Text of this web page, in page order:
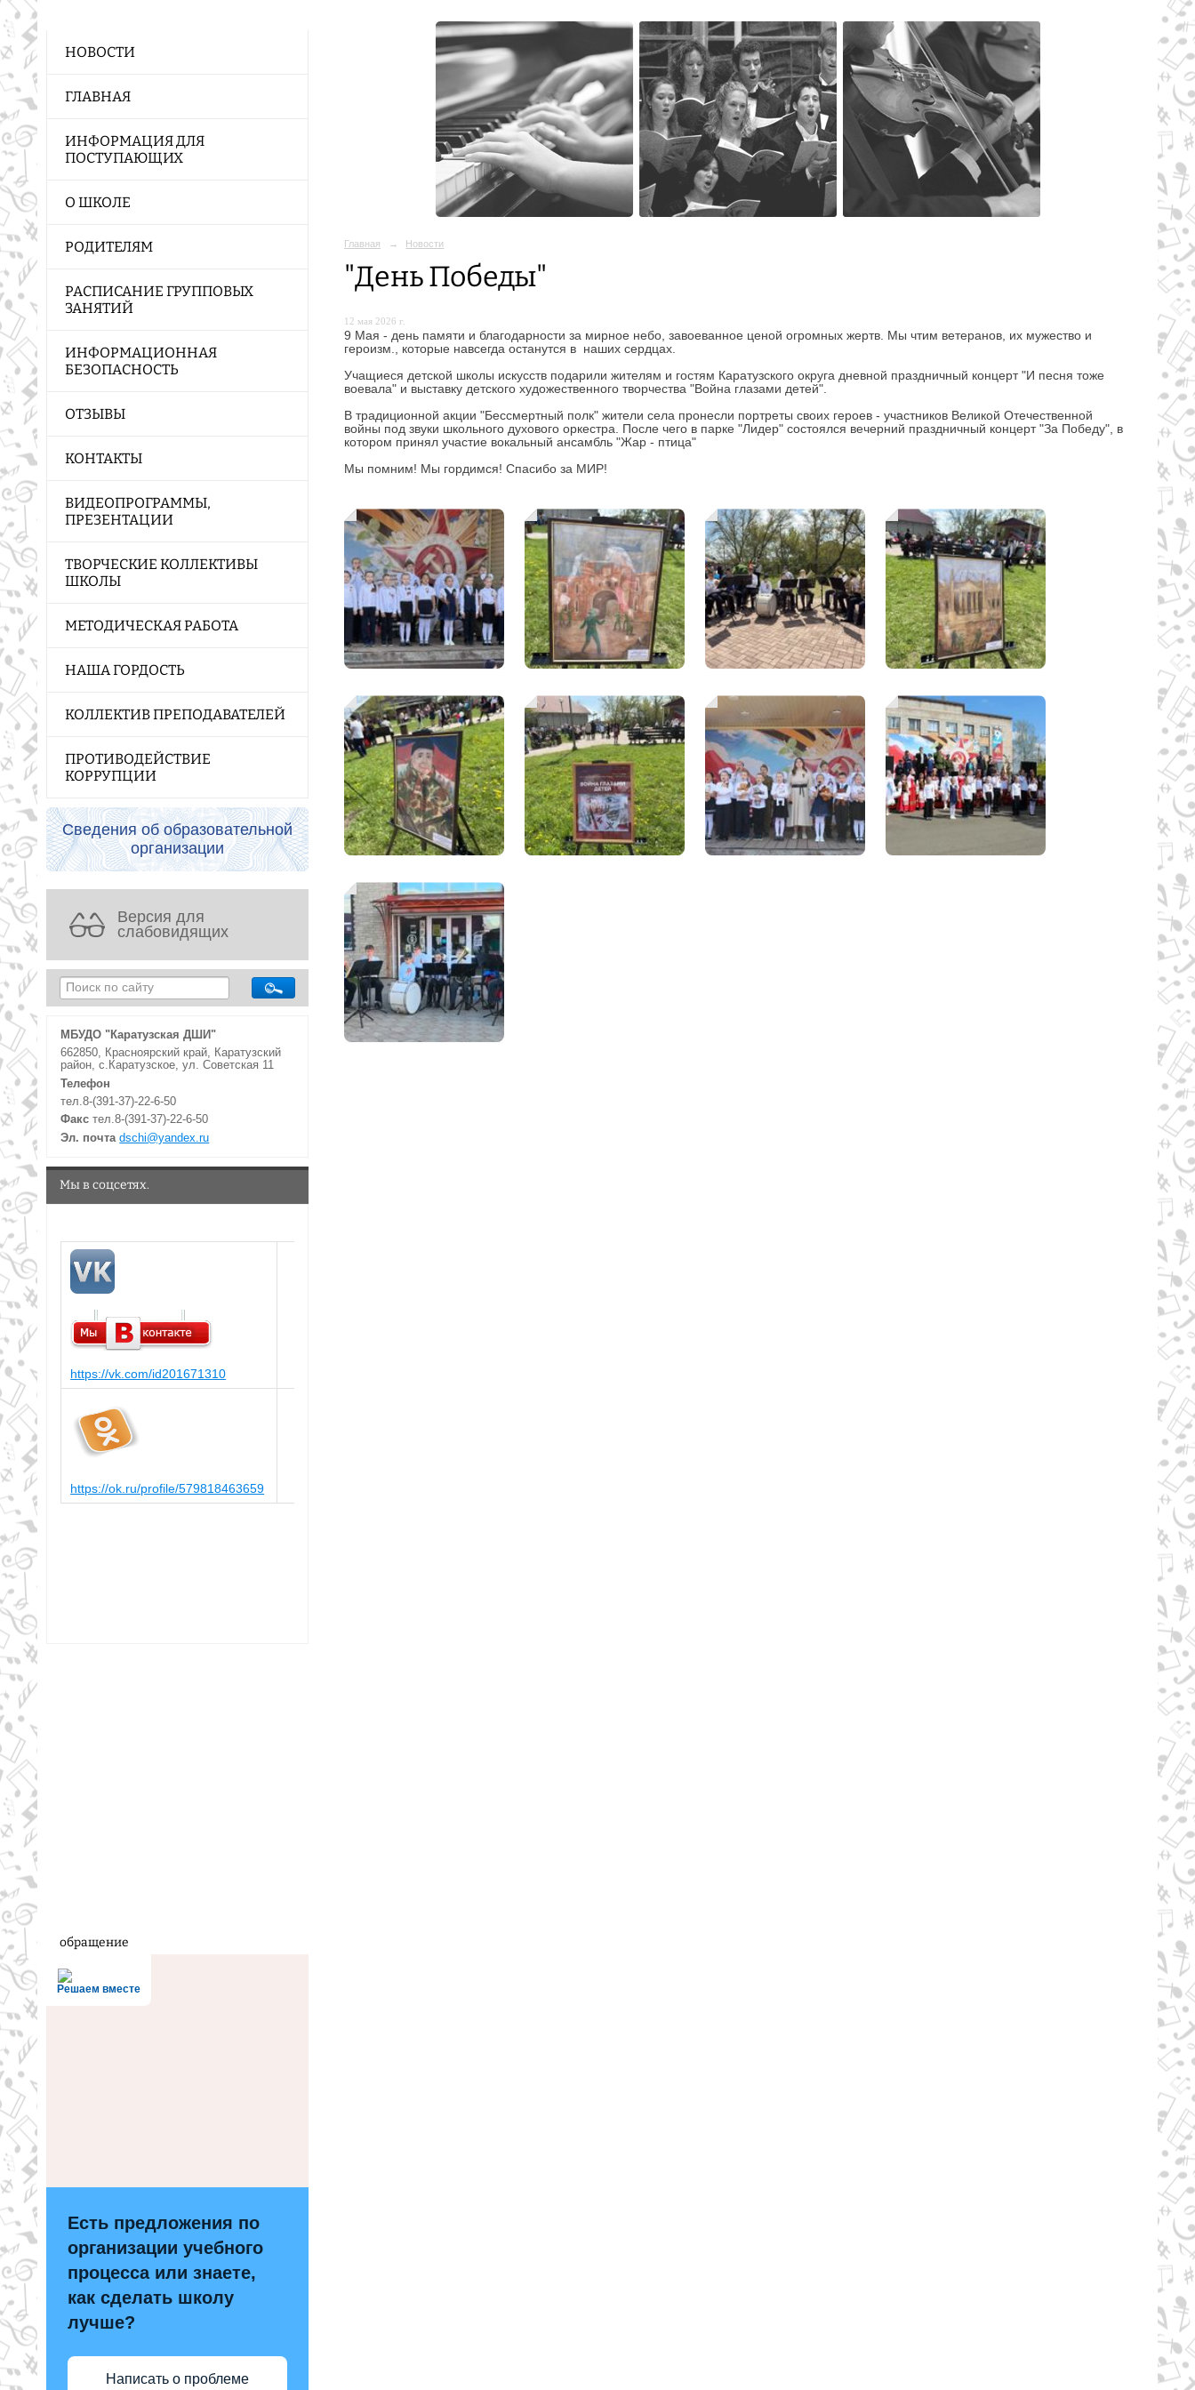
НОВОСТИ
ГЛАВНАЯ
ИНФОРМАЦИЯ ДЛЯ
ПОСТУПАЮЩИХ
О ШКОЛЕ
РОДИТЕЛЯМ
РАСПИСАНИЕ ГРУППОВЫХ
ЗАНЯТИЙ
ИНФОРМАЦИОННАЯ
БЕЗОПАСНОСТЬ
ОТЗЫВЫ
КОНТАКТЫ
ВИДЕОПРОГРАММЫ,
ПРЕЗЕНТАЦИИ
ТВОРЧЕСКИЕ КОЛЛЕКТИВЫ
ШКОЛЫ
МЕТОДИЧЕСКАЯ РАБОТА
НАША ГОРДОСТЬ
КОЛЛЕКТИВ ПРЕПОДАВАТЕЛЕЙ
ПРОТИВОДЕЙСТВИЕ
КОРРУПЦИИ
Сведения об образовательной
организации
Версия для
слабовидящих
МБУДО "Каратузская ДШИ"
662850, Красноярский край, Каратузский
район, с.Каратузское, ул. Советская 11
Телефон
тел.8-(391-37)-22-6-50
Факс тел.8-(391-37)-22-6-50
Эл. почта dschi@yandex.ru
Мы в соцсетях.
https://vk.com/id201671310
https://ok.ru/profile/579818463659
обращение
Решаем вместе
Есть предложения по
организации учебного
процесса или знаете,
как сделать школу
лучше?
Написать о проблеме
Главная → Новости
"День Победы"
12 мая 2026 г.
9 Мая - день памяти и благодарности за мирное небо, завоеванное ценой огромных жертв. Мы чтим ветеранов, их мужество и
героизм., которые навсегда останутся в наших сердцах.
Учащиеся детской школы искусств подарили жителям и гостям Каратузского округа дневной праздничный концерт "И песня тоже
воевала" и выставку детского художественного творчества "Война глазами детей".
В традиционной акции "Бессмертный полк" жители села пронесли портреты своих героев - участников Великой Отечественной
войны под звуки школьного духового оркестра. После чего в парке "Лидер" состоялся вечерний праздничный концерт "За Победу", в
котором принял участие вокальный ансамбль "Жар - птица"
Мы помним! Мы гордимся! Спасибо за МИР!